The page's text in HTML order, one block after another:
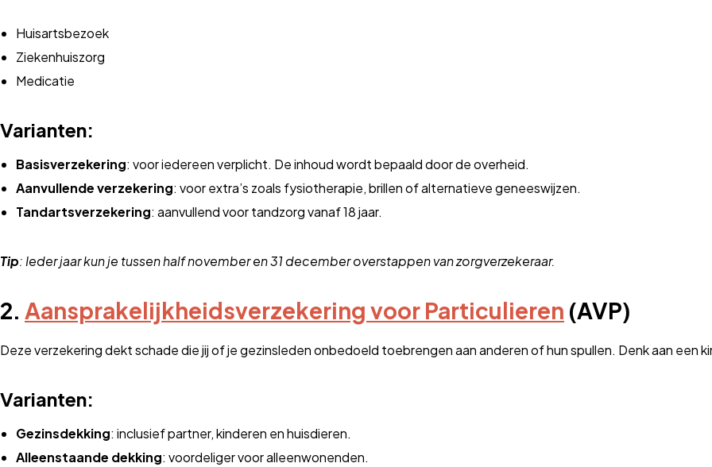
Huisartsbezoek
Ziekenhuiszorg
Medicatie
Varianten:
Basisverzekering: voor iedereen verplicht. De inhoud wordt bepaald door de overheid.
Aanvullende verzekering: voor extra’s zoals fysiotherapie, brillen of alternatieve geneeswijzen.
Tandartsverzekering: aanvullend voor tandzorg vanaf 18 jaar.
Tip: Ieder jaar kun je tussen half november en 31 december overstappen van zorgverzekeraar.
2. Aansprakelijkheidsverzekering voor Particulieren (AVP)
Deze verzekering dekt schade die jij of je gezinsleden onbedoeld toebrengen aan anderen of hun spullen. Denk aan een
Varianten:
Gezinsdekking: inclusief partner, kinderen en huisdieren.
Alleenstaande dekking: voordeliger voor alleenwonenden.